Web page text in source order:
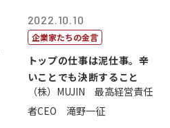
2022.10.10
企業家たちの金言
トップの仕事は泥仕事。辛
いことでも決断すること
（株）MUJIN 最高経営責任
者CEO 滝野一征